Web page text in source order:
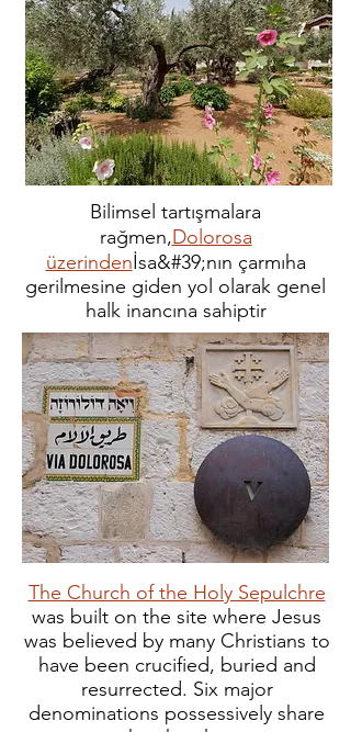
Bilimsel tartışmalara
rağmen,Dolorosa
üzerindenİsa&#39;nın çarmıha
gerilmesine giden yol olarak genel
halk inancına sahiptir
The Church of the Holy Sepulchre
was built on the site where Jesus
was believed by many Christians to
have been crucified, buried and
resurrected. Six major
denominations possessively share